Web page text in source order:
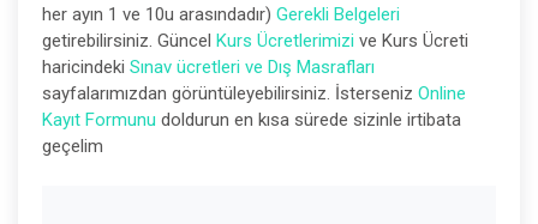
her ayın 1 ve 10u arasındadır) Gerekli Belgeleri
getirebilirsiniz. Güncel Kurs Ücretlerimizi ve Kurs Ücreti
haricindeki Sınav ücretleri ve Dış Masrafları
sayfalarımızdan görüntüleyebilirsiniz. İsterseniz Online
Kayıt Formunu doldurun en kısa sürede sizinle irtibata
geçelim